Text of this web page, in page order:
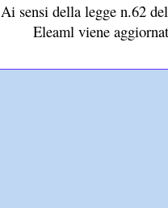
Ai sensi della legge n.62
Eleaml viene